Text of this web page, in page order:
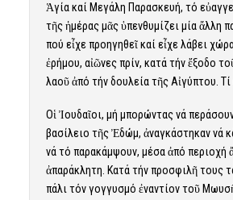
Ἁγία καί Μεγάλη Παρασκευή, τό
τῆς ἡμέρας μᾶς ὑπενθυμίζει μία ἄλλη
πού εἶχε προηγηθεῖ καί εἶχε λάβει
ἐρήμου, αἰῶνες πρίν, κατά τήν ἔξοδο
λαοῦ ἀπό τήν δουλεία τῆς Αἰγύπτου. Τί
Οἱ Ἰουδαῖοι, μή μπορώντας νά
βασίλειο τῆς Ἐδώμ, ἀναγκάστηκαν νά
νά τό παρακάμψουν, μέσα ἀπό περιοχή
ἀπαράκλητη. Κατά τήν προσφιλῆ τους
πάλι τόν γογγυσμό ἐναντίον τοῦ